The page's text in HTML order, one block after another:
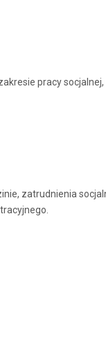
pracy
zatrudnienia